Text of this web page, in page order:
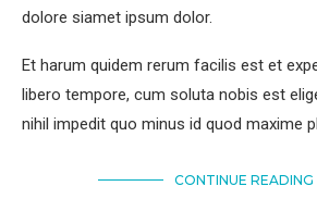
dolore siamet ipsum dolor.
Et harum quidem rerum facilis est et
libero tempore, cum soluta nobis est
nihil impedit quo minus id quod maxime
CONTINUE READING